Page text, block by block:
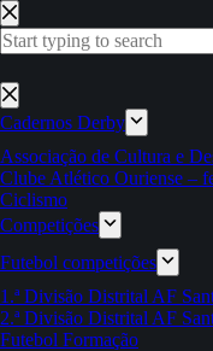
Pular
para
o
Sem
resultados
Cadernos Derby
Associação de Cultura e
Clube Atlético Ouriense –
Ciclismo
Competições
Futebol competições
1.ª Divisão Distrital AF
2.ª Divisão Distrital AF
Futebol Formação